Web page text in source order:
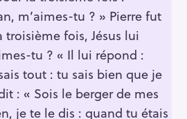
m’aimes-tu ? » Pierre fut
fois, Jésus lui
tu ? « Il lui répond :
tout : tu sais bien que je
: « Sois le berger de mes
je te le dis : quand tu étais